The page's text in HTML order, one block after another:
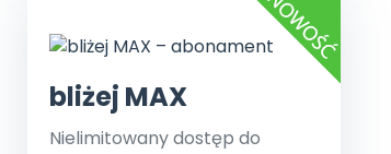
bliżej MAX
Nielimitowany dostęp do